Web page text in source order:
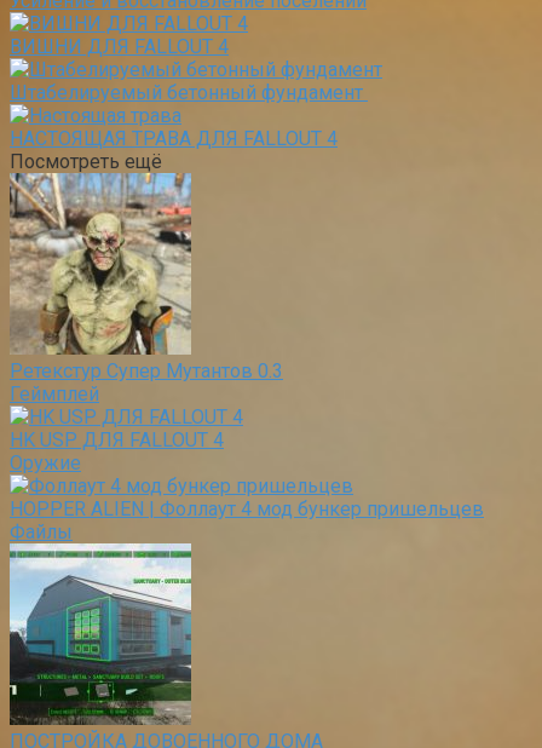
ВИШНИ ДЛЯ FALLOUT 4
Штабелируемый бетонный фундамент
НАСТОЯЩАЯ ТРАВА ДЛЯ FALLOUT 4
Посмотреть ещё
Ретекстур Супер Мутантов 0.3
Геймплей
HK USP ДЛЯ FALLOUT 4
Оружие
HOPPER ALIEN | Фоллаут 4 мод бункер пришельцев
Файлы
ПОСТРОЙКА ДОВОЕННОГО ДОМА